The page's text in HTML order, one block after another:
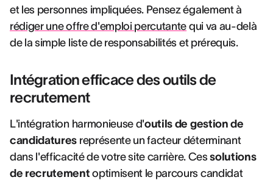
et les personnes impliquées. Pensez également à
rédiger une offre d'emploi percutante qui va au-delà
de la simple liste de responsabilités et prérequis.
Intégration efficace des outils de
recrutement
L'intégration harmonieuse d'outils de gestion de
candidatures représente un facteur déterminant
dans l'efficacité de votre site carrière. Cessolutions
de recrutement optimisent le parcours candidat